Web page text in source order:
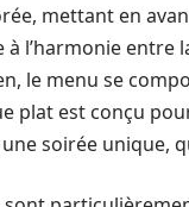
mettant en
l’harmonie
le menu se
plat est conçu
soirée unique,